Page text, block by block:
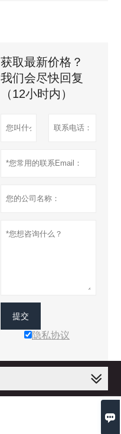

获取最新价格？
我们会尽快回复
（12小时内）
提交
隐私协议